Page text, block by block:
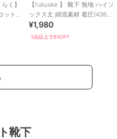
く】
トン
【fukuske 】 靴下 無地 ハイソ
ックス丈 綿混素材 着圧(4363-
605)
¥1,980
3点以上で8%OFF
靴下